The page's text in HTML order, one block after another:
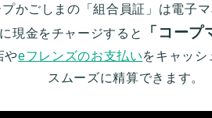
かごしまの「組合員証」は電子マ
現金をチャージすると
「コープ
やeフレンズのお支払いをキャッシ
スムーズに精算できます。